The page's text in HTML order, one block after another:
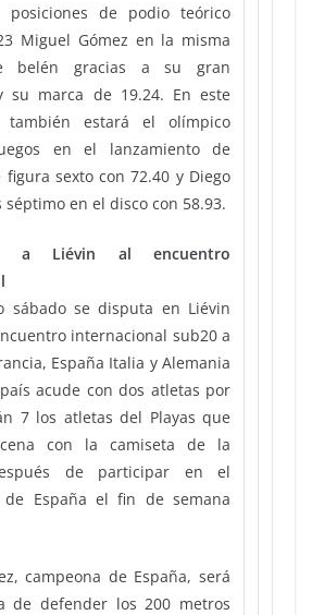
posiciones de podio teórico
Miguel Gómez en la misma
belén gracias a su gran
su marca de 19.24. En este
también estará el olímpico
en el lanzamiento de
sexto con 72.40 y Diego
séptimo en el disco con 58.93.
a Liévin al encuentro
sábado se disputa en Liévin
internacional sub20 a
España Italia y Alemania
acude con dos atletas por
7 los atletas del Playas que
con la camiseta de la
de participar en el
de España el fin de semana
campeona de España, será
de defender los 200 metros